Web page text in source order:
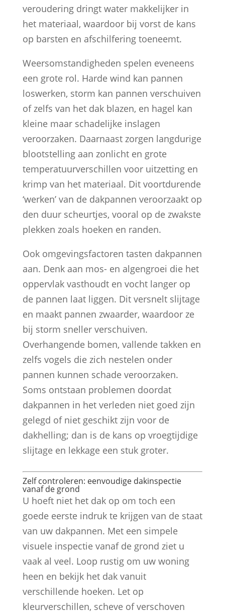
veroudering dringt water makkelijker in
het materiaal, waardoor bij vorst de kans
op barsten en afschilfering toeneemt.
Weersomstandigheden spelen eveneens
een grote rol. Harde wind kan pannen
loswerken, storm kan pannen verschuiven
of zelfs van het dak blazen, en hagel kan
kleine maar schadelijke inslagen
veroorzaken. Daarnaast zorgen langdurige
blootstelling aan zonlicht en grote
temperatuurverschillen voor uitzetting en
krimp van het materiaal. Dit voortdurende
‘werken’ van de dakpannen veroorzaakt op
den duur scheurtjes, vooral op de zwakste
plekken zoals hoeken en randen.
Ook omgevingsfactoren tasten dakpannen
aan. Denk aan mos- en algengroei die het
oppervlak vasthoudt en vocht langer op
de pannen laat liggen. Dit versnelt slijtage
en maakt pannen zwaarder, waardoor ze
bij storm sneller verschuiven.
Overhangende bomen, vallende takken en
zelfs vogels die zich nestelen onder
pannen kunnen schade veroorzaken.
Soms ontstaan problemen doordat
dakpannen in het verleden niet goed zijn
gelegd of niet geschikt zijn voor de
dakhelling; dan is de kans op vroegtijdige
slijtage en lekkage een stuk groter.
Zelf controleren: eenvoudige dakinspectie
vanaf de grond
U hoeft niet het dak op om toch een
goede eerste indruk te krijgen van de staat
van uw dakpannen. Met een simpele
visuele inspectie vanaf de grond ziet u
vaak al veel. Loop rustig om uw woning
heen en bekijk het dak vanuit
verschillende hoeken. Let op
kleurverschillen, scheve of verschoven